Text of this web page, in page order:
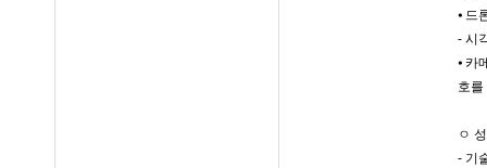
⦁ 드
- 시
⦁ 카
호
ㅇ
- 기